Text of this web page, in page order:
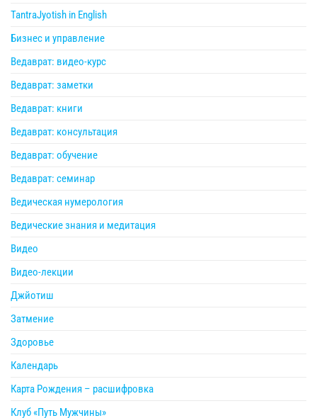
TantraJyotish in English
Бизнес и управление
Ведаврат: видео-курс
Ведаврат: заметки
Ведаврат: книги
Ведаврат: консультация
Ведаврат: обучение
Ведаврат: семинар
Ведическая нумерология
Ведические знания и медитация
Видео
Видео-лекции
Джйотиш
Затмение
Здоровье
Календарь
Карта Рождения – расшифровка
Клуб «Путь Мужчины»